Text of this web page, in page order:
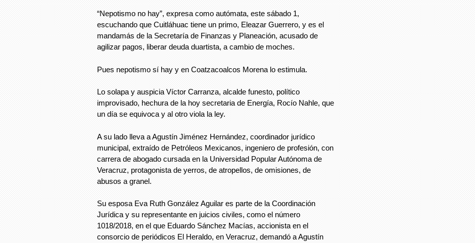
“Nepotismo no hay”, expresa como autómata, este sábado 1,
escuchando que Cuitláhuac tiene un primo, Eleazar Guerrero, y es el
mandamás de la Secretaría de Finanzas y Planeación, acusado de
agilizar pagos, liberar deuda duartista, a cambio de moches.
Pues nepotismo sí hay y en Coatzacoalcos Morena lo estimula.
Lo solapa y auspicia Víctor Carranza, alcalde funesto, político
improvisado, hechura de la hoy secretaria de Energía, Rocío Nahle, que
un día se equivoca y al otro viola la ley.
A su lado lleva a Agustín Jiménez Hernández, coordinador jurídico
municipal, extraído de Petróleos Mexicanos, ingeniero de profesión, con
carrera de abogado cursada en la Universidad Popular Autónoma de
Veracruz, protagonista de yerros, de atropellos, de omisiones, de
abusos a granel.
Su esposa Eva Ruth González Aguilar es parte de la Coordinación
Jurídica y su representante en juicios civiles, como el número
1018/2018, en el que Eduardo Sánchez Macías, accionista en el
consorcio de periódicos El Heraldo, en Veracruz, demandó a Agustín